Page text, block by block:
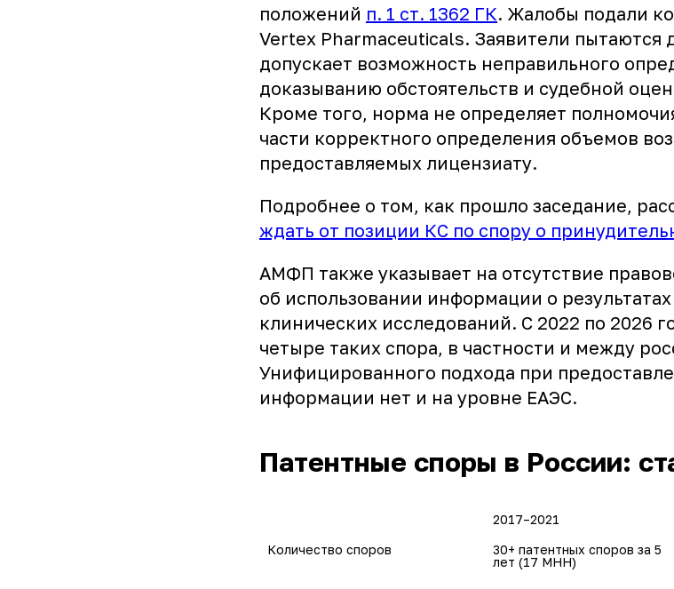
положений п. 1 ст. 1362 ГК. Жалобы подали
Vertex Pharmaceuticals. Заявители пытаются
допускает возможность неправильного
доказыванию обстоятельств и судебной
Кроме того, норма не определяет
части корректного определения объемов
предоставляемых лицензиату.
Подробнее о том, как прошло заседание,
ждать от позиции КС по спору о
АМФП также указывает на отсутствие
об использовании информации о
клинических исследований. С 2022 по 2026
четыре таких спора, в частности и между
Унифицированного подхода при
информации нет и на уровне ЕАЭС.
Патентные споры в России:
2017–2021
30+ патентных споров за 5
лет (17 МНН)